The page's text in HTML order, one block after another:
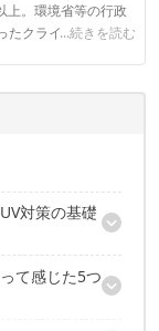
上。環境省等の行政
たクライアントとの
...続きを読む
対策の基礎
て感じた5つ